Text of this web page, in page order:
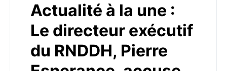
Actualité à la une :
Le directeur exécutif
du RNDDH, Pierre